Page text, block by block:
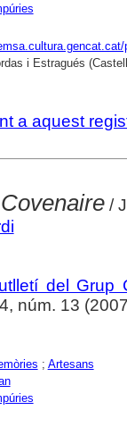
i Estragués
a aquest
/
del Grup
núm. 13
; Artesans